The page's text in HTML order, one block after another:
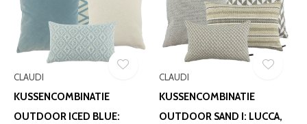
CLAUDI
KUSSENCOMBINATIE
OUTDOOR ICED BLUE:
CLAUDI
KUSSENCOMBINATIE
OUTDOOR SAND I: LUCCA,